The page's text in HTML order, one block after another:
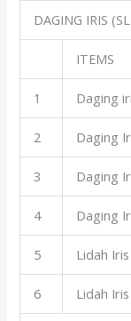
DAGING IRIS
ITEMS
1 Daging
2 Daging
3 Daging
4 Daging
5 Lidah
6 Lidah